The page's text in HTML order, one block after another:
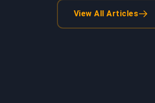
View All Articles